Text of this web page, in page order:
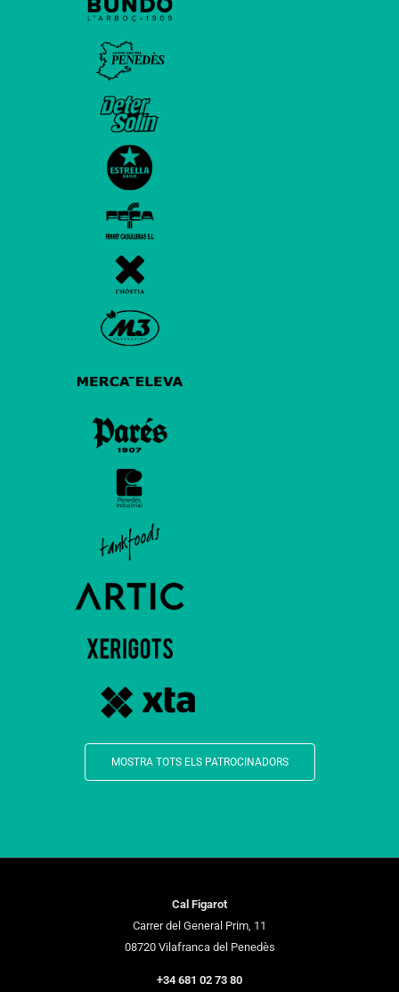
MOSTRA TOTS ELS PATROCINADORS
Cal Figarot
Carrer del General Prim, 11
08720 Vilafranca del Penedès
+34 681 02 73 80